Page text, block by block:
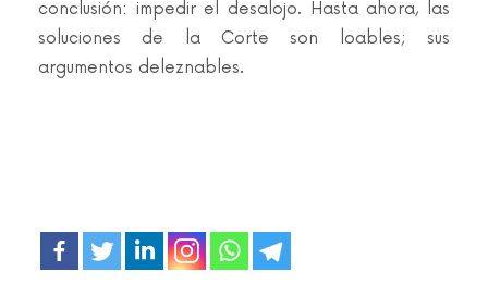
conclusión: impedir el desalojo. Hasta ahora, las
soluciones de la Corte son loables; sus
argumentos deleznables.